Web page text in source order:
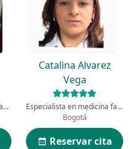
Médico general, Médico laboral
Catalina Alvarez
Vega
Especialista en medicina familiar
Bogotá
Reservar cita